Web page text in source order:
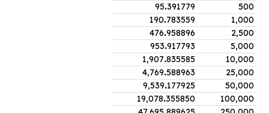
500
95.391779
1,000
190.783559
2,500
476.958896
5,000
953.917793
10,000
1,907.835585
25,000
4,769.588963
50,000
9,539.177925
100,000
19,078.355850